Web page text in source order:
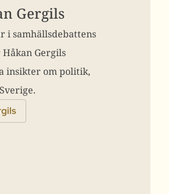
Gergils
i samhällsdebattens
Gergils
insikter om politik,